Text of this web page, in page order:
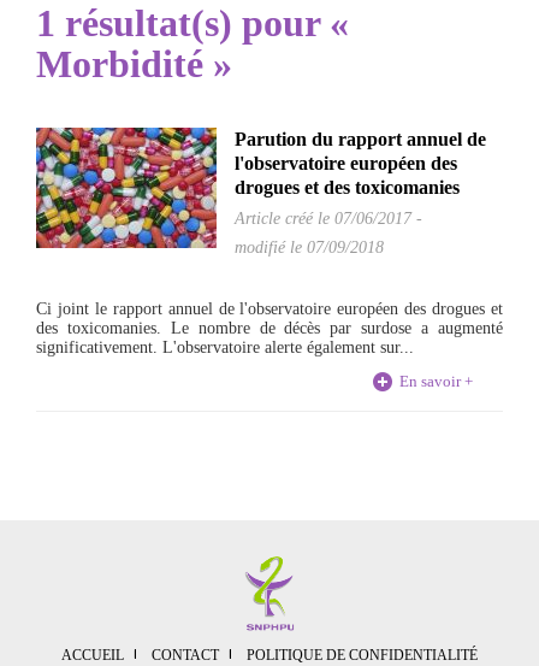
1 résultat(s) pour «
Morbidité »
Parution du rapport annuel de
l'observatoire européen des
drogues et des toxicomanies
Article créé le 07/06/2017-
modifié le 07/09/2018
Ci joint le rapport annuel de l'observatoire européen des drogues et
des toxicomanies. Le nombre de décès par surdose a augmenté
significativement. L'observatoire alerte également sur...
En savoir +
ACCUEIL CONTACT POLITIQUE DE CONFIDENTIALITÉ